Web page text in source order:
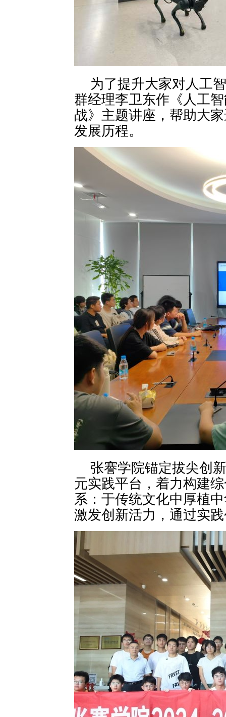
为了提升大家对人工
群经理李卫东作《人工
战》主题讲座，帮助大
发展历程。
张謇学院锚定拔尖创
元实践平台，着力构建
系：于传统文化中厚植
激发创新活力，通过实